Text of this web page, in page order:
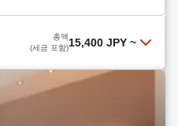
はホホtelded購入
！【駐車場無料&JR徒歩3
13,600 JPY
총액
(세금 포함)15,400 JPY ~
메뉴인 마쿠노우치 도시락(2
비즈니스 여행객에게 안성맞
천연 온천탕도 이용하실 수